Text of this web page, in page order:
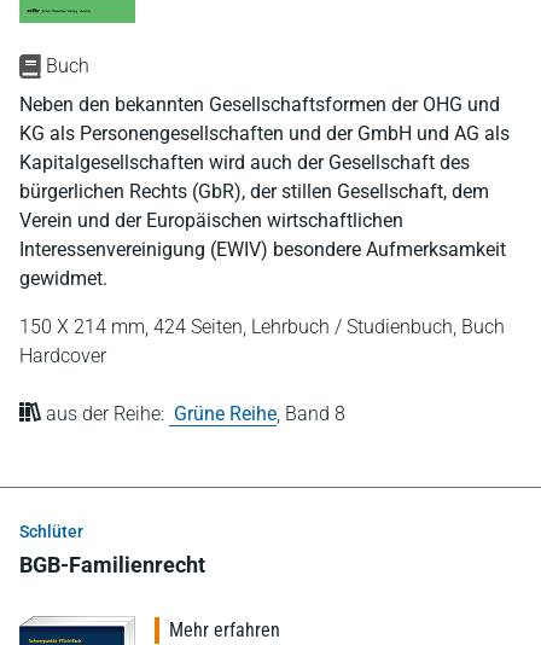
Buch
Neben den bekannten Gesellschaftsformen der OHG und
KG als Personengesellschaften und der GmbH und AG als
Kapitalgesellschaften wird auch der Gesellschaft des
bürgerlichen Rechts (GbR), der stillen Gesellschaft, dem
Verein und der Europäischen wirtschaftlichen
Interessenvereinigung (EWIV) besondere Aufmerksamkeit
gewidmet.
150 X 214 mm, 424 Seiten, Lehrbuch / Studienbuch, Buch
Hardcover
aus der Reihe: Grüne Reihe, Band 8
Schlüter
BGB-Familienrecht
Mehr erfahren